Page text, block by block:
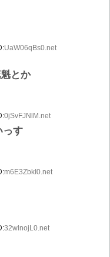
UaW06qBs0.net
とか
0jSvFJNlM.net
っす
m6E3ZbkI0.net
32wlnojL0.net